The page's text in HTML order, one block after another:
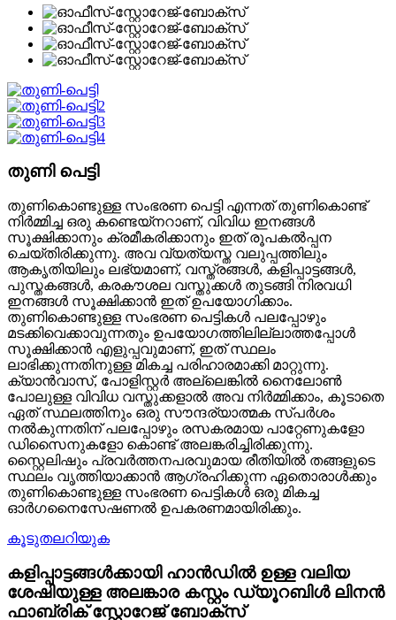
തുണി പെട്ടി
തുണികൊണ്ടുള്ള സംഭരണ ​​പെട്ടി എന്നത് തുണികൊണ്ട്
നിർമ്മിച്ച ഒരു കണ്ടെയ്നറാണ്, വിവിധ ഇനങ്ങൾ
സൂക്ഷിക്കാനും ക്രമീകരിക്കാനും ഇത് രൂപകൽപ്പന
ചെയ്‌തിരിക്കുന്നു. അവ വ്യത്യസ്ത വലുപ്പത്തിലും
ആകൃതിയിലും ലഭ്യമാണ്, വസ്ത്രങ്ങൾ, കളിപ്പാട്ടങ്ങൾ,
പുസ്തകങ്ങൾ, കരകൗശല വസ്തുക്കൾ തുടങ്ങി നിരവധി
ഇനങ്ങൾ സൂക്ഷിക്കാൻ ഇത് ഉപയോഗിക്കാം.
തുണികൊണ്ടുള്ള സംഭരണ ​​പെട്ടികൾ പലപ്പോഴും
മടക്കിവെക്കാവുന്നതും ഉപയോഗത്തിലില്ലാത്തപ്പോൾ
സൂക്ഷിക്കാൻ എളുപ്പവുമാണ്, ഇത് സ്ഥലം
ലാഭിക്കുന്നതിനുള്ള മികച്ച പരിഹാരമാക്കി മാറ്റുന്നു.
ക്യാൻവാസ്, പോളിസ്റ്റർ അല്ലെങ്കിൽ നൈലോൺ
പോലുള്ള വിവിധ വസ്തുക്കളാൽ അവ നിർമ്മിക്കാം, കൂടാതെ
ഏത് സ്ഥലത്തിനും ഒരു സൗന്ദര്യാത്മക സ്പർശം
നൽകുന്നതിന് പലപ്പോഴും രസകരമായ പാറ്റേണുകളോ
ഡിസൈനുകളോ കൊണ്ട് അലങ്കരിച്ചിരിക്കുന്നു.
സ്റ്റൈലിഷും പ്രവർത്തനപരവുമായ രീതിയിൽ തങ്ങളുടെ
സ്ഥലം വൃത്തിയാക്കാൻ ആഗ്രഹിക്കുന്ന ഏതൊരാൾക്കും
തുണികൊണ്ടുള്ള സംഭരണ ​​പെട്ടികൾ ഒരു മികച്ച
ഓർഗനൈസേഷണൽ ഉപകരണമായിരിക്കും.
കൂടുതലറിയുക
കളിപ്പാട്ടങ്ങൾക്കായി ഹാൻഡിൽ ഉള്ള വലിയ
ശേഷിയുള്ള അലങ്കാര കസ്റ്റം ഡ്യൂറബിൾ ലിനൻ
ഫാബ്രിക് സ്റ്റോറേജ് ബോക്സ്